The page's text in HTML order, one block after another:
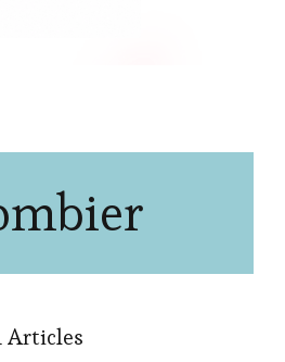
Articles